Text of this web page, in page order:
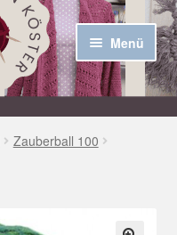
Menü
Zauberball 100